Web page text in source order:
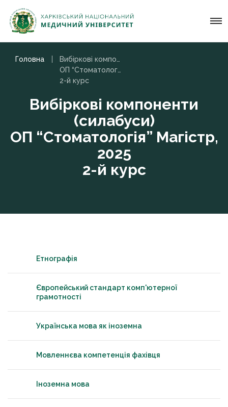
Головна
ОП “Стоматологія” Магістр, 2025
2-й курс
Вибіркові компоненти
(силабуси)
ОП “Стоматологія” Магістр,
2025
2-й курс
Етнографія
Європейський стандарт комп'ютерної
грамотності
Українська мова як іноземна
Мовленнєва компетенція фахівця
Іноземна мова